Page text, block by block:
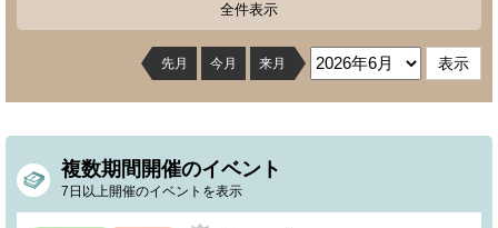
全件表示
先月 今月 来月
複数期間開催のイベント
7日以上開催のイベントを表示